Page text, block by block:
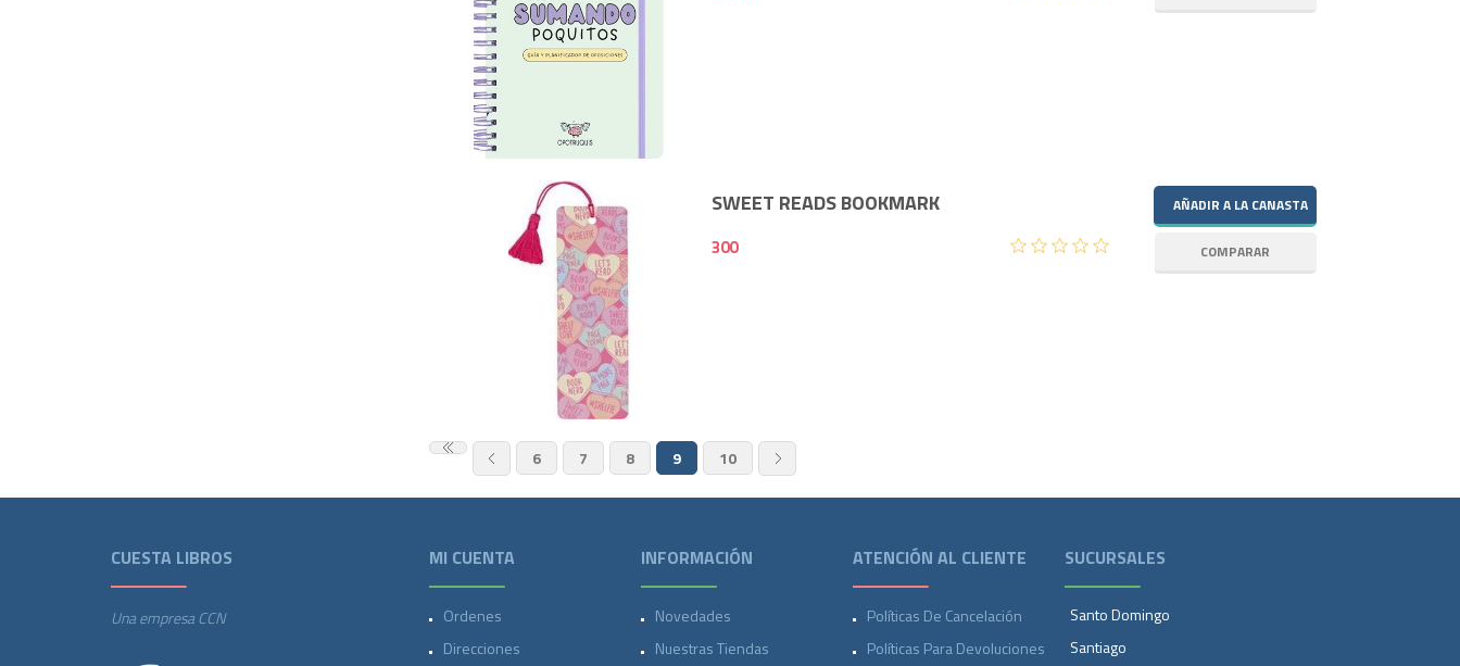
SWEET READS BOOKMARK
300
6 7 8 9 10
CUESTA LIBROS
Una empresa CCN
MI CUENTA
Ordenes
Direcciones
INFORMACIÓN
Novedades
Nuestras Tiendas
ATENCIÓN AL CLIENTE
Políticas De Cancelación
Políticas Para Devoluciones
SUCURSALES
Santo Domingo
Santiago